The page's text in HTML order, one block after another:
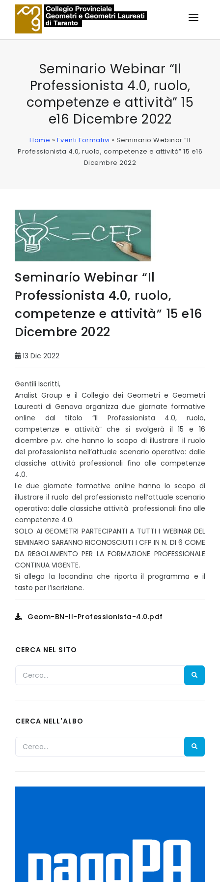
IL COLLEGIO
ALBO
SERVIZI AGLI ISCRITTI
FORMAZIONE
AREA PERSONALE
Seminario Webinar “Il
Professionista 4.0, ruolo,
competenze e attività” 15
e16 Dicembre 2022
Home » Eventi Formativi »Seminario Webinar “Il
Professionista 4.0, ruolo, competenze e attività” 15 e16
Dicembre 2022
Seminario Webinar “Il
Professionista 4.0, ruolo,
competenze e attività” 15 e16
Dicembre 2022
13 Dic 2022
Gentili Iscritti,
Analist Group e il Collegio dei Geometri e Geometri
Laureati di Genova organizza due giornate formative
online dal titolo “Il Professionista 4.0, ruolo,
competenze e attività” che si svolgerà il 15 e 16
dicembre p.v. che hanno lo scopo di illustrare il ruolo
del professionista nell’attuale scenario operativo: dalle
classiche attività professionali fino alle competenze
4.0.
Le due giornate formative online hanno lo scopo di
illustrare il ruolo del professionista nell’attuale scenario
operativo: dalle classiche attività professionali fino alle
competenze 4.0.
SOLO AI GEOMETRI PARTECIPANTI A TUTTI I WEBINAR DEL
SEMINARIOSARANNO RICONOSCIUTI I CFP IN N. DI 6 COME
DA REGOLAMENTO PER LA FORMAZIONE PROFESSIONALE
CONTINUA VIGENTE.
Si allega la locandina che riporta il programma e il
tasto per l’iscrizione.
Geom-BN-Il-Professionista-4.0.pdf
CERCA NEL SITO
CERCA NELL'ALBO